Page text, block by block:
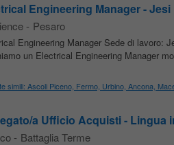
Engineering Manager -
- Pesaro
Engineering Manager Sede di lavoro:
un Electrical Engineering Manager
simili: Ascoli Piceno, Fermo, Urbino, Ancona,
a Ufficio Acquisti - Lingua
- Battaglia Terme